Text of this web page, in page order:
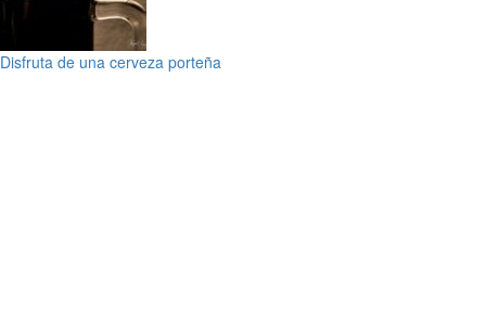
Disfruta de una cerveza porteña